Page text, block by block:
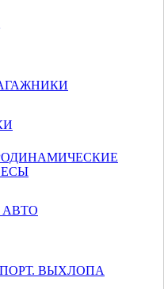
ВЫХЛОПА